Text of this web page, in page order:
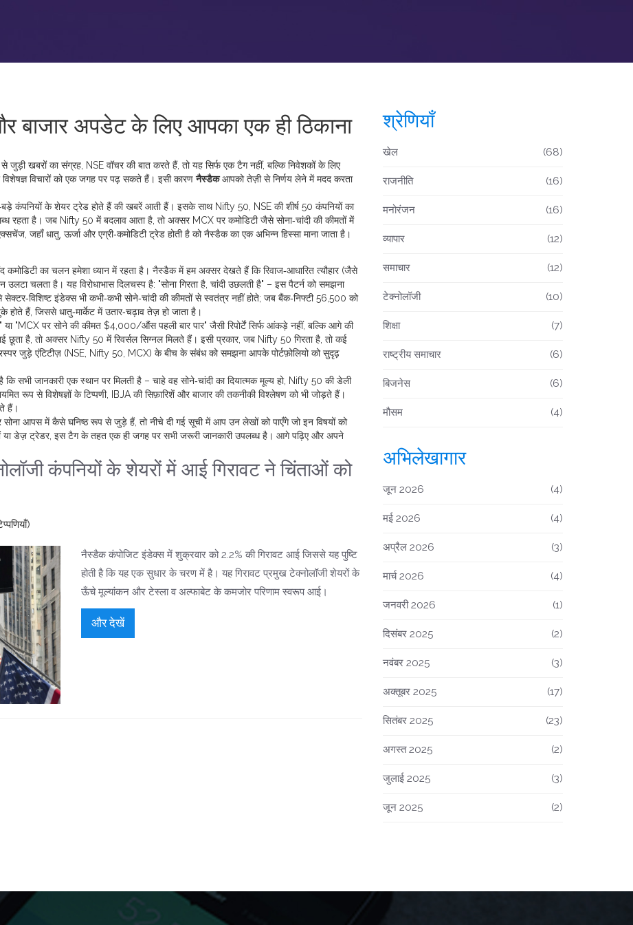
बाजार अपडेट के लिए आपका एक ही ठिकाना
से जुड़ी खबरों का संग्रह NSE वॉचरकी बात करते हैं, तो यह सिर्फ एक टैग नहीं, बल्कि निवेशकों के लिए
विशेषज्ञ विचारों को एक जगह पर पढ़ सकते हैं। इसी कारणनैस्डैकआपको तेज़ी से निर्णय लेने में मदद करता
कंपनियों के शेयर ट्रेड होते हैंकी खबरें आती हैं। इसके साथ Nifty 50
NSE की शीर्ष 50 कंपनियों का
रहता है। जब Nifty 50 में बदलाव आता है, तो अक्सर MCX पर कमोडिटी जैसे सोना‑चांदी की कीमतों में
जहाँ धातु, ऊर्जा और एग्री‑कमोडिटी ट्रेड होती है को नैस्डैक का एक अभिन्न हिस्सा माना जाता है।
कमोडिटीका चलन हमेशा ध्यान में रहता है। नैस्डैक में हम अक्सर देखते हैं कि रिवाज‑आधारित त्यौहार (जैसे
उलटा चलता है। यह विरोधाभास दिलचस्प है: "सोना गिरता है, चांदी उछलती है" – इस पैटर्न को समझना
इंडेक्स भी कभी‑कभी सोने‑चांदी की कीमतों से स्वतंत्र नहीं होते; जब बैंक‑निफ्टी 56,500 को
हैं, जिससे धातु‑मार्केट में उतार‑चढ़ाव तेज़ हो जाता है।
"MCX पर सोने की कीमत $4,000/औंस पहली बार पार" जैसी रिपोर्टें सिर्फ आंकड़े नहीं, बल्कि आगे की
है, तो अक्सर Nifty 50 में रिवर्सल सिग्नल मिलते हैं। इसी प्रकार, जब Nifty 50 गिरता है, तो कई
जुड़े एंटिटीज़ (NSE, Nifty 50, MCX) के बीच के संबंध को समझना आपके पोर्टफ़ोलियो को सुदृढ़
सभी जानकारी एक स्थान पर मिलती है – चाहे वह सोने‑चांदी का दियात्मक मूल्य हो, Nifty 50 की डेली
रूप से विशेषज्ञों के टिप्पणी, IBJA की सिफ़ारिशें और बाजार की तकनीकी विश्लेषण को भी जोड़ते हैं।
हैं।
आपस में कैसे घनिष्ठ रूप से जुड़े हैं, तो नीचे दी गई सूची में आप उन लेखों को पाएँगे जो इन विषयों को
डेज़ ट्रेडर, इस टैग के तहत एक ही जगह पर सभी जरूरी जानकारी उपलब्ध है। आगे पढ़िए और अपने
कंपनियों के शेयरों में आई गिरावट ने चिंताओं को
नैस्डैक कंपोजिट इंडेक्स में शुक्रवार को 2.2% की गिरावट आई जिससे यह पुष्टि
होती है कि यह एक सुधार के चरण में है। यह गिरावट प्रमुख टेक्नोलॉजी शेयरों के
ऊँचे मूल्यांकन और टेस्ला व अल्फाबेट के कमजोर परिणाम स्वरूप आई।
और देखें
श्रेणियाँ
खेल (68)
राजनीति (16)
मनोरंजन (16)
व्यापार (12)
समाचार (12)
टेक्नोलॉजी (10)
शिक्षा (7)
राष्ट्रीय समाचार (6)
बिजनेस (6)
मौसम (4)
अभिलेखागार
जून 2026 (4)
मई 2026 (4)
अप्रैल 2026 (3)
मार्च 2026 (4)
जनवरी 2026 (1)
दिसंबर 2025 (2)
नवंबर 2025 (3)
अक्तूबर 2025 (17)
सितंबर 2025 (23)
अगस्त 2025 (2)
जुलाई 2025 (3)
जून 2025 (2)